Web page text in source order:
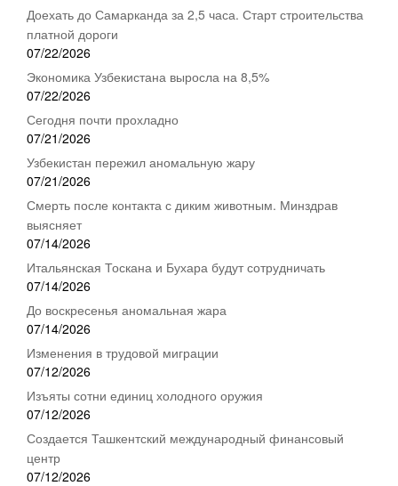
Доехать до Самарканда за 2,5 часа. Старт строительства
платной дороги
07/22/2026
Экономика Узбекистана выросла на 8,5%
07/22/2026
Сегодня почти прохладно
07/21/2026
Узбекистан пережил аномальную жару
07/21/2026
Смерть после контакта с диким животным. Минздрав
выясняет
07/14/2026
Итальянская Тоскана и Бухара будут сотрудничать
07/14/2026
До воскресенья аномальная жара
07/14/2026
Изменения в трудовой миграции
07/12/2026
Изъяты сотни единиц холодного оружия
07/12/2026
Создается Ташкентский международный финансовый
центр
07/12/2026